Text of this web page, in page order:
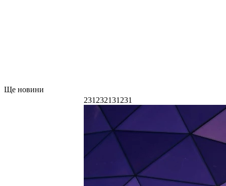
Ще новини
231232131231